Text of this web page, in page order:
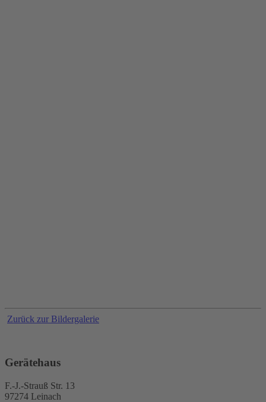
Zurück zur Bildergalerie
Gerätehaus
F.-J.-Strauß Str. 13
97274 Leinach